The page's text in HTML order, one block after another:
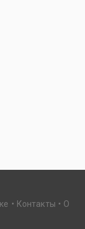
Контакты
О